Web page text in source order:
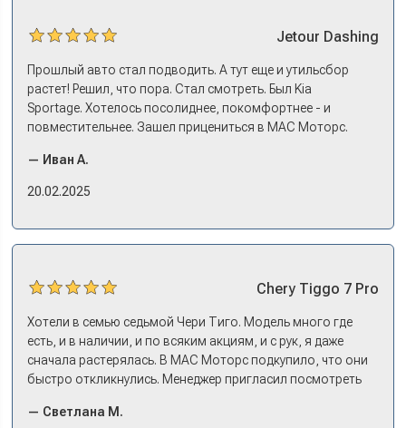
Jetour Dashing
Прошлый авто стал подводить. А тут еще и утильсбор
растет! Решил, что пора. Стал смотреть. Был Kia
Sportage. Хотелось посолиднее, покомфортнее - и
повместительнее. Зашел прицениться в МАС Моторс.
и прям мое! Даже не скажешь, что «китаец». Прям не
вылезая из него и порешали. Спортэйдж в трейд-ин
— Иван А.
20.02.2025
Chery Tiggo 7 Pro
Хотели в семью седьмой Чери Тиго. Модель много где
есть, и в наличии, и по всяким акциям, и с рук, я даже
сначала растерялась. В МАС Моторс подкупило, что они
быстро откликнулись. Менеджер пригласил посмотреть
примериться. Нам тут недалеко, пришли в салон - и в тот
— Светлана М.